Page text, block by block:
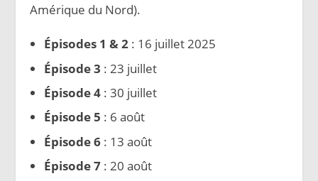
Amérique du Nord).
Épisodes 1 & 2: 16 juillet 2025
Épisode 3 : 23 juillet
Épisode 4: 30 juillet
Épisode 5 : 6 août
Épisode 6 : 13 août
Épisode 7: 20 août